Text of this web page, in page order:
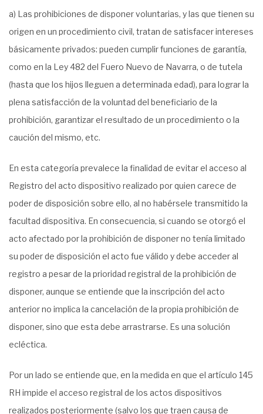
a) Las prohibiciones de disponer voluntarias, y las que tienen su
origen en un procedimiento civil, tratan de satisfacer intereses
básicamente privados: pueden cumplir funciones de garantía,
como en la Ley 482 del Fuero Nuevo de Navarra, o de tutela
(hasta que los hijos lleguen a determinada edad), para lograr la
plena satisfacción de la voluntad del beneficiario de la
prohibición, garantizar el resultado de un procedimiento o la
caución del mismo, etc.
En esta categoría prevalece la finalidad de evitar el acceso al
Registro del acto dispositivo realizado por quien carece de
poder de disposición sobre ello, al no habérsele transmitido la
facultad dispositiva. En consecuencia, si cuando se otorgó el
acto afectado por la prohibición de disponer no tenía limitado
su poder de disposición el acto fue válido y debe acceder al
registro a pesar de la prioridad registral de la prohibición de
disponer, aunque se entiende que la inscripción del acto
anterior no implica la cancelación de la propia prohibición de
disponer, sino que esta debe arrastrarse. Es una solución
ecléctica.
Por un lado se entiende que, en la medida en que el artículo 145
RH impide el acceso registral de los actos dispositivos
realizados posteriormente (salvo los que traen causa de